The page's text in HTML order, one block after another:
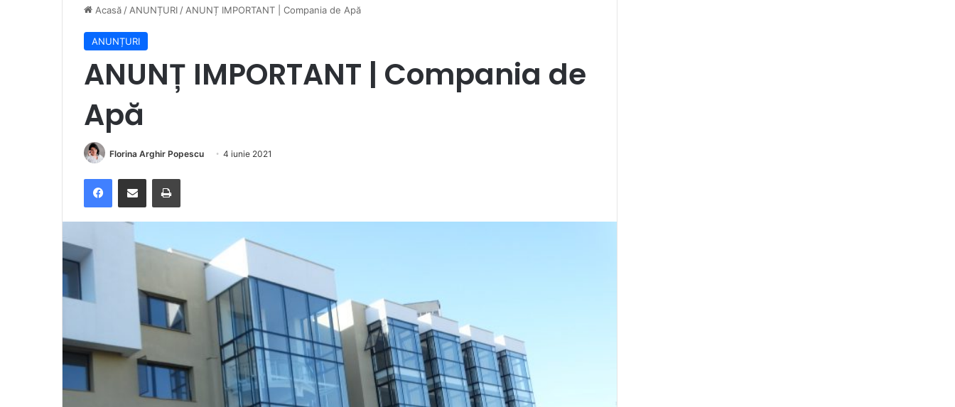
Acasă / ANUNȚURI / ANUNȚ IMPORTANT | Compania de Apă
ANUNȚURI
ANUNȚ IMPORTANT | Compania de
Apă
Florina Arghir Popescu 4 iunie 2021
FacebookDistribuie prin e-mail Imprimare